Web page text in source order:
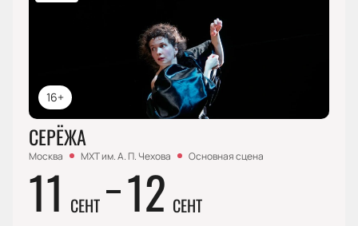
16+
СЕРЁЖА
Москва МХТ им. А. П. Чехова Основная сцена
11 СЕНТ 12 СЕНТ